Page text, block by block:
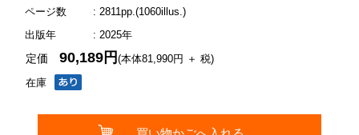
ページ数
: 2811pp.(1060illus.)
出版年
: 2025年
在庫
定価90,189円(本体81,990円 ＋ 税)